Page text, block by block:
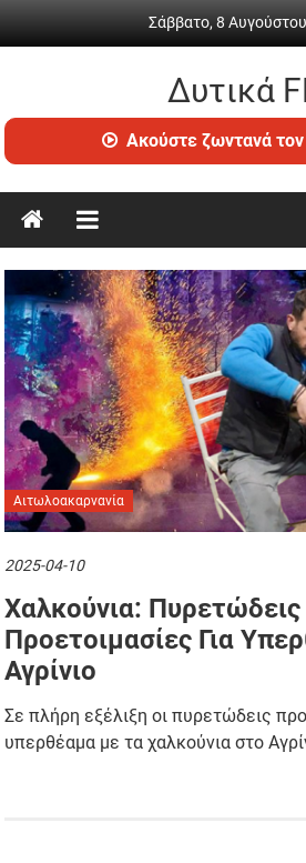
Σάββατο, 8
Δυτικά
Ραδιόφωνο
•
ενημέρωση
Ακούστε ζωντανά
Αιτωλοακαρνανία
2025-04-10
Χαλκούνια: Πυρετώδεις
Προετοιμασίες Για
Αγρίνιο
Σε πλήρη εξέλιξη οι πυρετώδεις
υπερθέαμα με τα χαλκούνια στο